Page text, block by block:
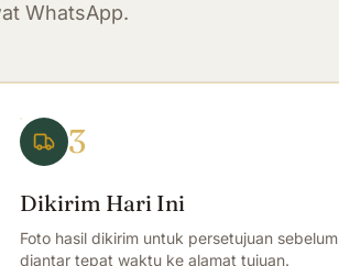
WhatsApp.
3
Dikirim Hari Ini
Foto hasil dikirim untuk persetujuan sebelum
diantar tepat waktu ke alamat tujuan.